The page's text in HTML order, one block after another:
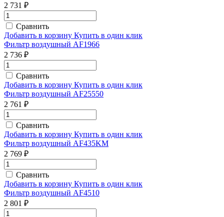
2 731 ₽
Сравнить
Добавить в корзину Купить в один клик
Фильтр воздушный AF1966
2 736 ₽
Сравнить
Добавить в корзину Купить в один клик
Фильтр воздушный AF25550
2 761 ₽
Сравнить
Добавить в корзину Купить в один клик
Фильтр воздушный AF435KM
2 769 ₽
Сравнить
Добавить в корзину Купить в один клик
Фильтр воздушный AF4510
2 801 ₽